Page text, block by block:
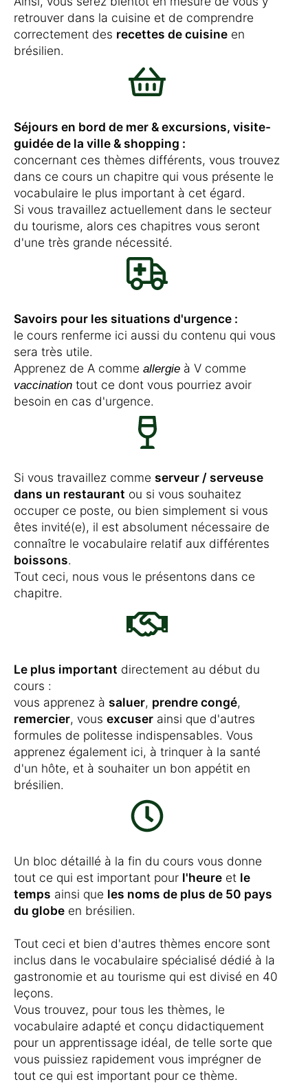
retrouver dans la cuisine et de comprendre
correctement des recettes de cuisine en
brésilien.
Séjours en bord de mer & excursions, visite-
guidée de la ville & shopping :
concernant ces thèmes différents, vous trouvez
dans ce cours un chapitre qui vous présente le
vocabulaire le plus important à cet égard.
Si vous travaillez actuellement dans le secteur
du tourisme, alors ces chapitres vous seront
d'une très grande nécessité.
Savoirs pour les situations d'urgence :
le cours renferme ici aussi du contenu qui vous
sera très utile.
Apprenez de A comme allergie à V comme
vaccination tout ce dont vous pourriez avoir
besoin en cas d'urgence.
Si vous travaillez comme serveur / serveuse
dans un restaurant ou si vous souhaitez
occuper ce poste, ou bien simplement si vous
êtes invité(e), il est absolument nécessaire de
connaître le vocabulaire relatif aux différentes
boissons.
Tout ceci, nous vous le présentons dans ce
chapitre.
Le plus important directement au début du
cours :
vous apprenez à saluer, prendre congé,
remercier, vous excuser ainsi que d'autres
formules de politesse indispensables. Vous
apprenez également ici, à trinquer à la santé
d'un hôte, et à souhaiter un bon appétit en
brésilien.
Un bloc détaillé à la fin du cours vous donne
tout ce qui est important pour l'heure et le
temps ainsi que les noms de plus de 50 pays
du globe en brésilien.
Tout ceci et bien d'autres thèmes encore sont
inclus dans le vocabulaire spécialisé dédié à la
gastronomie et au tourisme qui est divisé en 40
leçons.
Vous trouvez, pour tous les thèmes, le
vocabulaire adapté et conçu didactiquement
pour un apprentissage idéal, de telle sorte que
vous puissiez rapidement vous imprégner de
tout ce qui est important pour ce thème.